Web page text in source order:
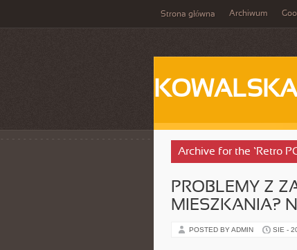
Strona główna Archiwum
KOWALSKA
Archive for the ‘Retro
PROBLEMY Z
MIESZKANIA?
POSTED BY ADMIN SIE -